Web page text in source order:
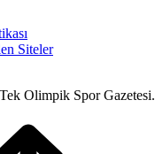
Siteler
Olimpik Spor Gazetesi.